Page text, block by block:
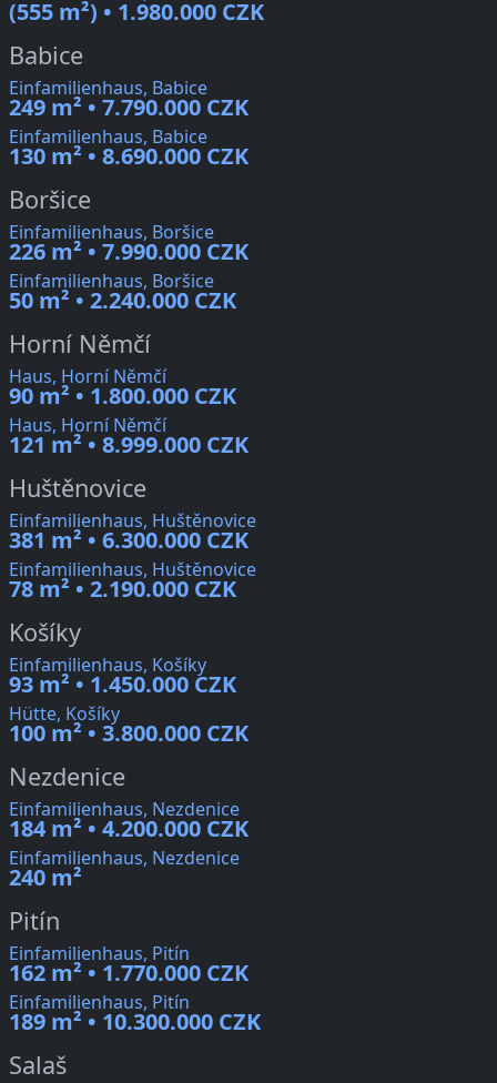
(555 m²) • 1.980.000 CZK
Babice
Einfamilienhaus, Babice
249 m² • 7.790.000 CZK
Einfamilienhaus, Babice
130 m² • 8.690.000 CZK
Boršice
Einfamilienhaus, Boršice
226 m² • 7.990.000 CZK
Einfamilienhaus, Boršice
50 m² • 2.240.000 CZK
Horní Němčí
Haus, Horní Němčí
90 m² • 1.800.000 CZK
Haus, Horní Němčí
121 m² • 8.999.000 CZK
Huštěnovice
Einfamilienhaus, Huštěnovice
381 m² • 6.300.000 CZK
Einfamilienhaus, Huštěnovice
78 m² • 2.190.000 CZK
Košíky
Einfamilienhaus, Košíky
93 m² • 1.450.000 CZK
Hütte, Košíky
100 m² • 3.800.000 CZK
Nezdenice
Einfamilienhaus, Nezdenice
184 m² • 4.200.000 CZK
Einfamilienhaus, Nezdenice
240 m²
Pitín
Einfamilienhaus, Pitín
162 m² • 1.770.000 CZK
Einfamilienhaus, Pitín
189 m² • 10.300.000 CZK
Salaš